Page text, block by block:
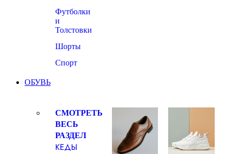
Футболки
и
Толстовки
Шорты
Спорт
ОБУВЬ
СМОТРЕТЬ
ВЕСЬ
РАЗДЕЛ
КЕДЫ